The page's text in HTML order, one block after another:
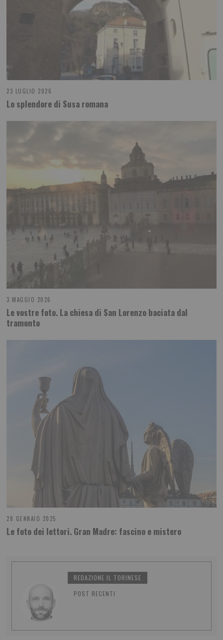
23 LUGLIO 2026
Lo splendore di Susa romana
3 MAGGIO 2026
Le vostre foto. La chiesa di San Lorenzo baciata dal
tramonto
28 GENNAIO 2025
Le foto dei lettori. Gran Madre: fascino e mistero
REDAZIONE IL TORINESE
POST RECENTI